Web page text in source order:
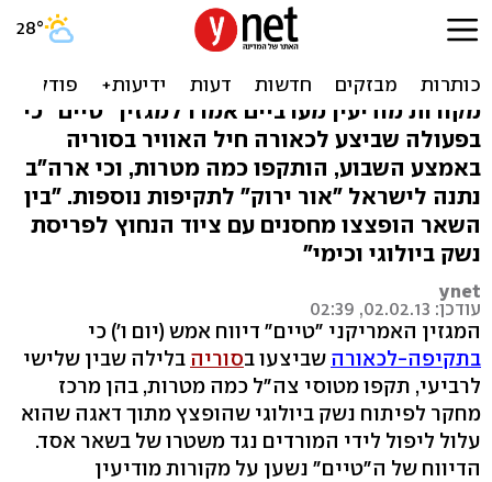
דיווח: התקיפה בסוריה - נגד
כמה מטרות
מקורות מודיעין מערביים אמרו למגזין "טיים" כי
בפעולה שביצע לכאורה חיל האוויר בסוריה
באמצע השבוע, הותקפו כמה מטרות, וכי ארה"ב
נתנה לישראל "אור ירוק" לתקיפות נוספות. "בין
השאר הופצצו מחסנים עם ציוד הנחוץ לפריסת
נשק ביולוגי וכימי"
ynet
עודכן: 02.02.13, 02:39
המגזין האמריקני "טיים" דיווח אמש (יום ו') כי
בתקיפה-לכאורה שביצעו בסוריה בלילה שבין שלישי
לרביעי, תקפו מטוסי צה"ל כמה מטרות, בהן מרכז
מחקר לפיתוח נשק ביולוגי שהופצץ מתוך דאגה שהוא
עלול ליפול לידי המורדים נגד משטרו של בשאר אסד.
הדיווח של ה"טיים" נשען על מקורות מודיעין